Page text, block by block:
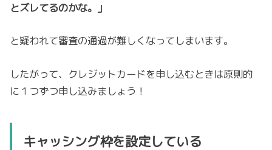
とズレてるのかな。」
と疑われて審査の通過が難しくなってしまいます。
したがって、クレジットカードを申し込むときは原則的
に１つずつ申し込みましょう！
キャッシング枠を設定している